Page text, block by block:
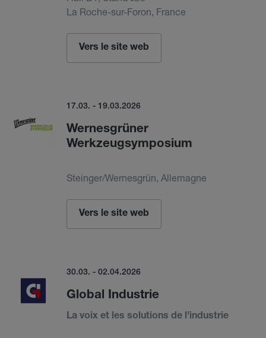
La Roche-sur-Foron, France
Vers le site web
17.03. - 19.03.2026
Wernesgrüner
Werkzeugsymposium
Steinger/Wernesgrün, Allemagne
Vers le site web
30.03. - 02.04.2026
Global Industrie
La voix et les solutions de l’industrie